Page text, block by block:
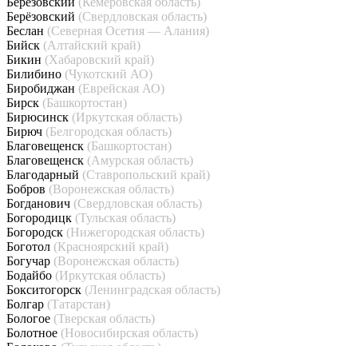
Берёзовский (Свердловская область)
Беслан (Северная Осетия — Алания)
Бийск (Алтайский край)
Бикин (Хабаровский край)
Билибино (Чукотский АО)
Биробиджан (Еврейская АО)
Бирск (Башкортостан)
Бирюсинск (Иркутская область)
Бирюч (Белгородская область)
Благовещенск (Башкортостан)
Благовещенск (Амурская область)
Благодарный (Ставропольский край)
Бобров (Воронежская область)
Богданович (Свердловская область)
Богородицк (Тульская область)
Богородск (Нижегородская область)
Боготол (Красноярский край)
Богучар (Воронежская область)
Бодайбо (Иркутская область)
Бокситогорск (Ленинградская область)
Болгар (Татарстан)
Бологое (Тверская область)
Болотное (Новосибирская область)